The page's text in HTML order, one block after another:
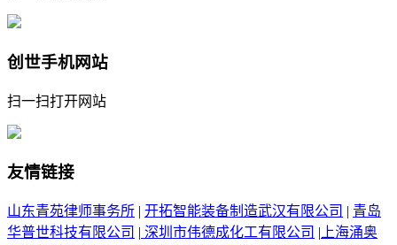
创世手机网站
扫一扫打开网站
友情链接
山东青苑律师事务所 | 开拓智能装备制造武汉有限公司 | 青岛
华普世科技有限公司 | 深圳市伟德成化工有限公司 | 上海涌奥